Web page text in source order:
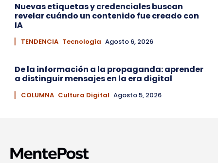
Nuevas etiquetas y credenciales buscan
revelar cuándo un contenido fue creado con
IA
▏ TENDENCIA Tecnología Agosto 6, 2026
De la información a la propaganda: aprender
a distinguir mensajes en la era digital
▏ COLUMNA Cultura Digital Agosto 5, 2026